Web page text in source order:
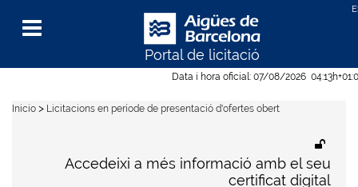
Data i hora oficial: 07/08/2026 04:13h
Portal de licitació
Menu
Accedeixi a més informació amb el seu
certificat digital
Inicio > Licitacions en període de presentació d'ofertes obert